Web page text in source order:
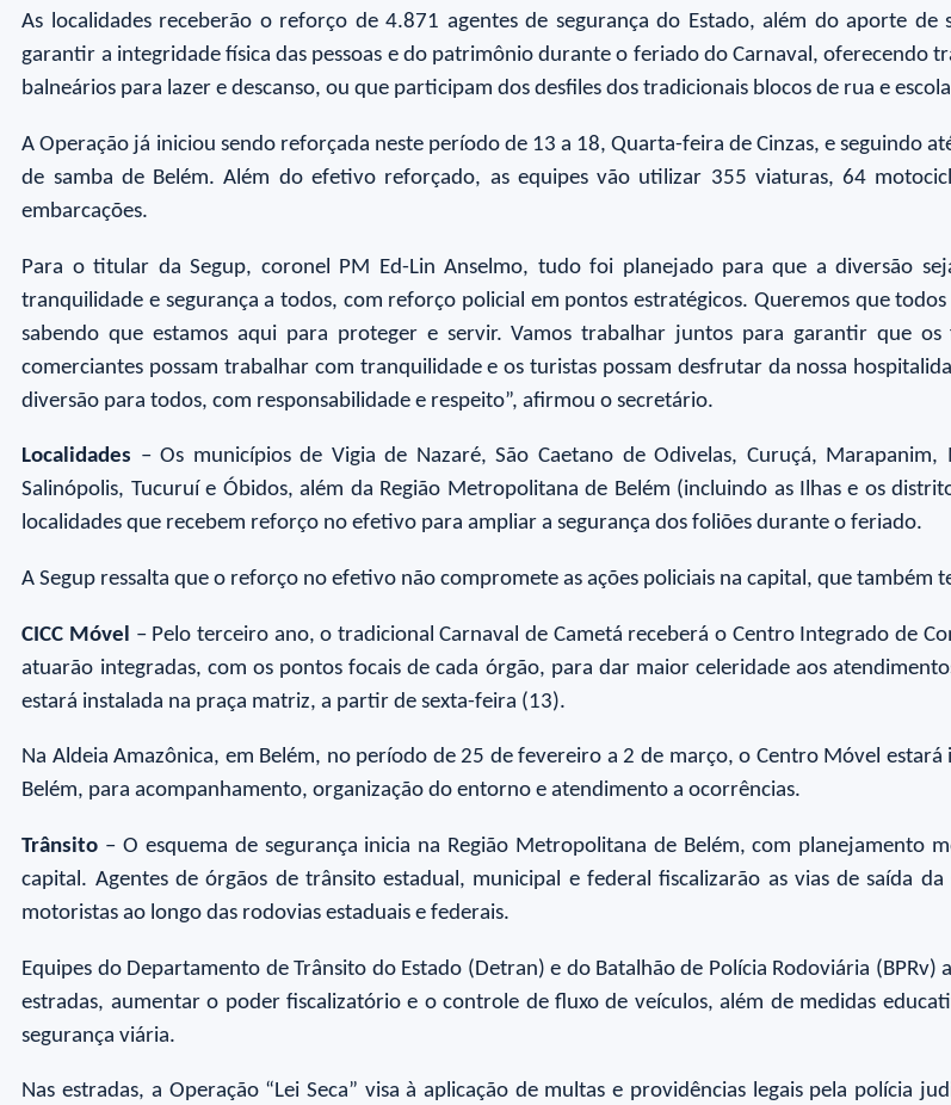
As localidades receberão o reforço de 4.871 agentes de segurança do Estado, além do aporte
garantir a integridade física das pessoas e do patrimônio durante o feriado do Carnaval, oferecendo
balneários para lazer e descanso, ou que participam dos desfiles dos tradicionais blocos de rua e
A Operação já iniciou sendo reforçada neste período de 13 a 18, Quarta-feira de Cinzas, e seguindo
de samba de Belém. Além do efetivo reforçado, as equipes vão utilizar 355 viaturas, 64
embarcações.
Para o titular da Segup, coronel PM Ed-Lin Anselmo, tudo foi planejado para que a diversão
tranquilidade e segurança a todos, com reforço policial em pontos estratégicos. Queremos que
sabendo que estamos aqui para proteger e servir. Vamos trabalhar juntos para garantir que
comerciantes possam trabalhar com tranquilidade e os turistas possam desfrutar da nossa
diversão para todos, com responsabilidade e respeito”, afirmou o secretário.
Localidades – Os municípios de Vigia de Nazaré, São Caetano de Odivelas, Curuçá, Marapanim,
Salinópolis, Tucuruí e Óbidos, além da Região Metropolitana de Belém (incluindo as Ilhas e os
localidades que recebem reforço no efetivo para ampliar a segurança dos foliões durante o feriado.
A Segup ressalta que o reforço no efetivo não compromete as ações policiais na capital, que
CICC Móvel – Pelo terceiro ano, o tradicional Carnaval de Cametá receberá o Centro Integrado de
atuarão integradas, com os pontos focais de cada órgão, para dar maior celeridade aos
estará instalada na praça matriz, a partir de sexta-feira (13).
Na Aldeia Amazônica, em Belém, no período de 25 de fevereiro a 2 de março, o Centro Móvel estará
Belém, para acompanhamento, organização do entorno e atendimento a ocorrências.
Trânsito – O esquema de segurança inicia na Região Metropolitana de Belém, com planejamento
capital. Agentes de órgãos de trânsito estadual, municipal e federal fiscalizarão as vias de saída
motoristas ao longo das rodovias estaduais e federais.
Equipes do Departamento de Trânsito do Estado (Detran) e do Batalhão de Polícia Rodoviária
estradas, aumentar o poder fiscalizatório e o controle de fluxo de veículos, além de medidas
segurança viária.
Nas estradas, a Operação “Lei Seca” visa à aplicação de multas e providências legais pela polícia